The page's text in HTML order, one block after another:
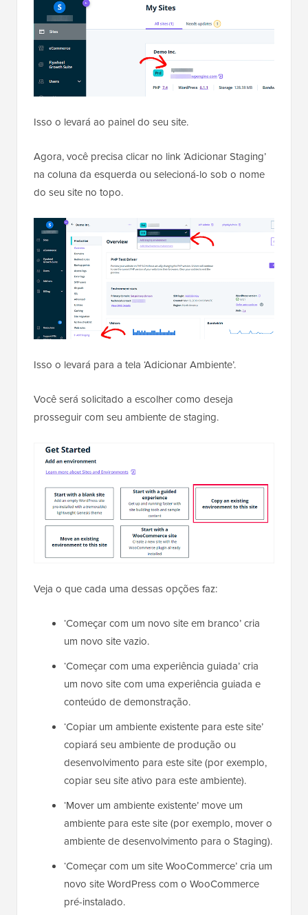
Isso o levará ao painel do seu site.
Agora, você precisa clicar no link ‘Adicionar Staging’
na coluna da esquerda ou selecioná-lo sob o nome
do seu site no topo.
Isso o levará para a tela ‘Adicionar Ambiente’.
Você será solicitado a escolher como deseja
prosseguir com seu ambiente de staging.
Veja o que cada uma dessas opções faz:
‘Começar com um novo site em branco’ cria
um novo site vazio.
‘Começar com uma experiência guiada’ cria
um novo site com uma experiência guiada e
conteúdo de demonstração.
‘Copiar um ambiente existente para este site’
copiará seu ambiente de produção ou
desenvolvimento para este site (por exemplo,
copiar seu site ativo para este ambiente).
‘Mover um ambiente existente’ move um
ambiente para este site (por exemplo, mover o
ambiente de desenvolvimento para o Staging).
‘Começar com um site WooCommerce’ cria um
novo site WordPress com o WooCommerce
pré-instalado.